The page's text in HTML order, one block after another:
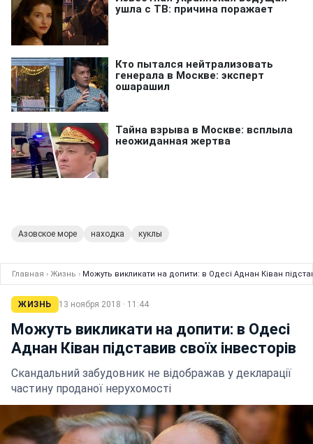
Азовское море находка куклы
Главная › Жизнь › Можуть викликати на допити: в Одесі Аднан Ківан
ЖИЗНЬ 13 ноября 2018 · 11:44
Можуть викликати на допити: в Одесі
Аднан Ківан підставив своїх інвесторів
Скандальний забудовник не відображав у декларації
частину проданої нерухомості